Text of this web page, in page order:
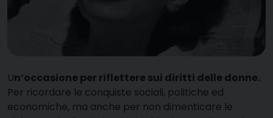
Un’occasione per riflettere sui diritti delle donne.
Per ricordare le conquiste sociali, politiche ed
economiche, ma anche per non dimenticare le